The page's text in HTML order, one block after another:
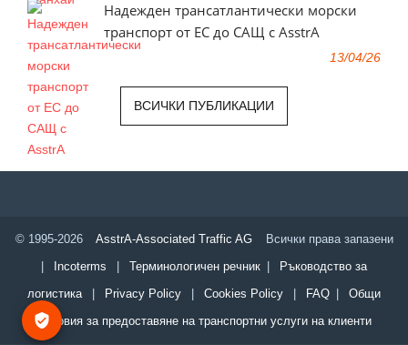
Надежден трансатлантически морски
транспорт от ЕС до САЩ с AsstrA
13/04/26
ВСИЧКИ ПУБЛИКАЦИИ
© 1995-2026 AsstrA-Associated Traffic AG
Всички права запазени
Incoterms Терминологичен речник
Ръководство за
логистика| Privacy Policy Cookies Policy FAQ
Общи
условия за предоставяне на транспортни услуги на клиенти